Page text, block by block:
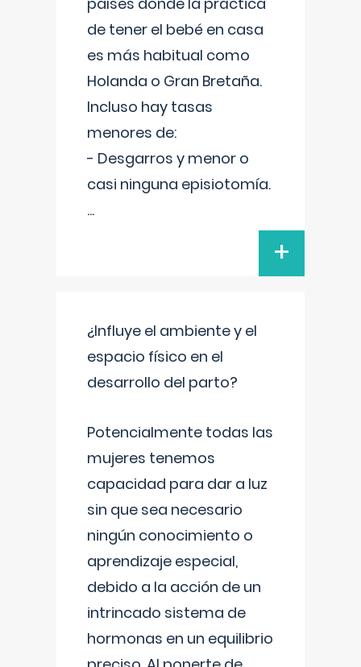
de tener el bebé en casa
es más habitual como
Holanda o Gran Bretaña.
Incluso hay tasas
menores de:
- Desgarros y menor o
casi ninguna episiotomía.
...
+
¿Influye el ambiente y el
espacio físico en el
desarrollo del parto?
Potencialmente todas las
mujeres tenemos
capacidad para dar a luz
sin que sea necesario
ningún conocimiento o
aprendizaje especial,
debido a la acción de un
intrincado sistema de
hormonas en un equilibrio